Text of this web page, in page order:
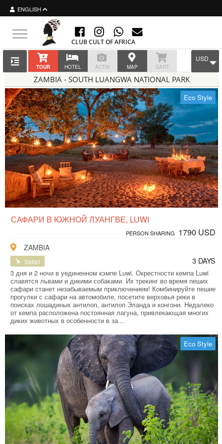
ENGLISH
Toggle navigation
CLUB CULT OF AFRICA
TOUR HOTEL ACTIV MAP CART
USD
ZAMBIA - SOUTH LUANGWA NATIONAL PARK
Eco Style
САФАРИ В ЮЖНОЙ ЛУАНГВЕ, LUWI
PERSON SHARING 1790 USD
ZAMBIA
3 DAYS
Safari
3 дня и 2 ночи в уединенном кэмпе Luwi. Окрестности кемпа Luwi
славятся львами и дикими собаками. Их трекинг во время пеших
сафари станет незабываемым приключением! Комбинируйте пешие
прогулки с сафари на автомобиле, посетите верховья реки в
поисках лошадиных антилоп, антилоп Эланда и конгони. Недалеко
от кемпа расположена постоянная лагуна, привлекающая многих
диких животных в особенности в за...
Eco Style